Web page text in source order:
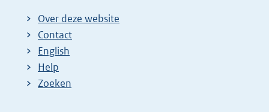
Over deze website
Contact
English
Help
Zoeken